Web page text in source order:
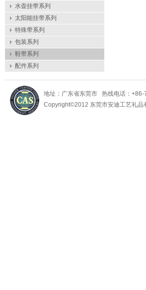
水壶挂带系列
太阳能挂带系列
特殊带系列
包装系列
鞋带系列
配件系列
地址：广东省东莞市 热线电话：
Copyright©2012 东莞市安迪工艺礼